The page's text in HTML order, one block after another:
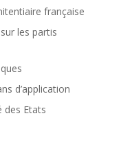
française
les partis
d’application
des Etats